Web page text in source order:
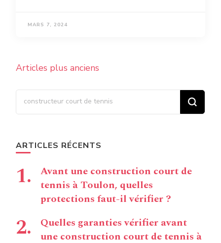
MARS 7, 2024
Navigation
articles
Articles plus anciens
Vous recherchiez quelque
chose ?
ARTICLES RÉCENTS
Avant une construction court de
tennis à Toulon, quelles
protections faut-il vérifier ?
Quelles garanties vérifier avant
une construction court de tennis à